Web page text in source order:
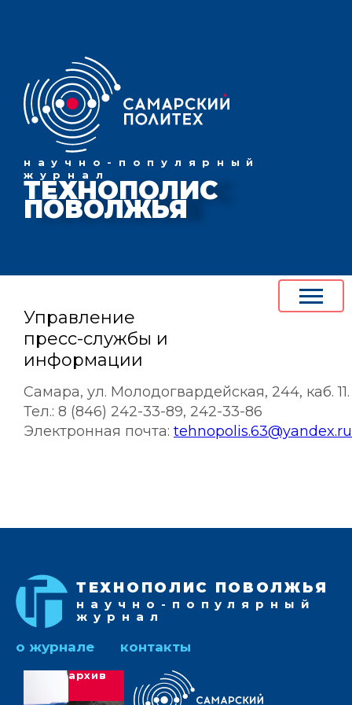
научно-популярный
журнал
ТЕХНОПОЛИС
ПОВОЛЖЬЯ
Управление
пресс-службы и
информации
Самара, ул. Молодогвардейская, 244, каб. 11.
Тел.: 8 (846) 242-33-89, 242-33-86
Электронная почта: tehnopolis.63@yandex.ru
ТЕХНОПОЛИС ПОВОЛЖЬЯ
научно-популярный
журнал
о журнале контакты
архив